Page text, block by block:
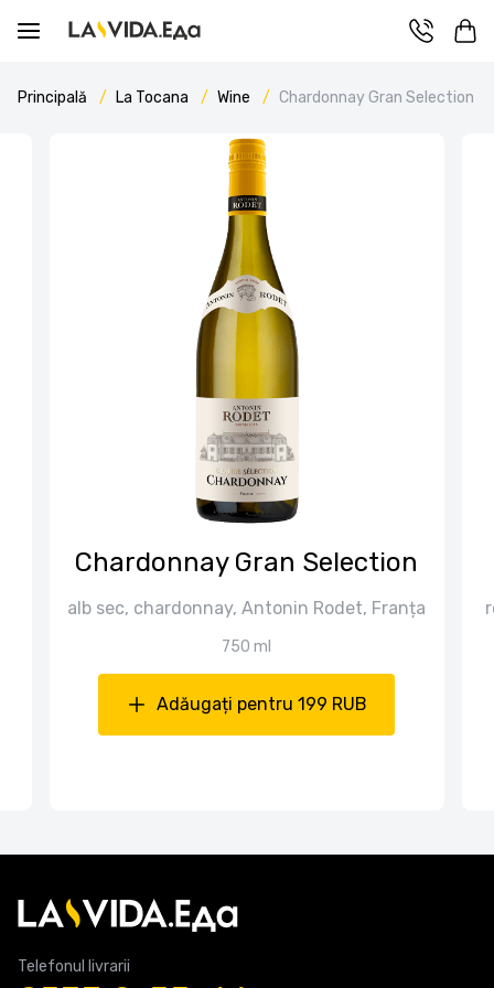
Principală La Tocana Wine Chardonnay Gran Selection
Chardonnay Gran Selection
alb sec, chardonnay, Antonin Rodet, Franța
750 ml
Adăugați pentru 199 RUB
Telefonul livrarii